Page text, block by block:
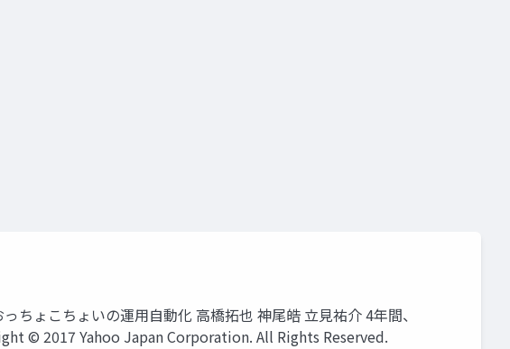
ょこちょいの運用自動化 高橋拓也 神尾皓 立見祐介 4年間、
© 2017 Yahoo Japan Corporation. All Rights Reserved.